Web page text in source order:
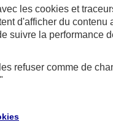
les cookies et
d'afficher du contenu
suivre la performance
refuser comme de
"